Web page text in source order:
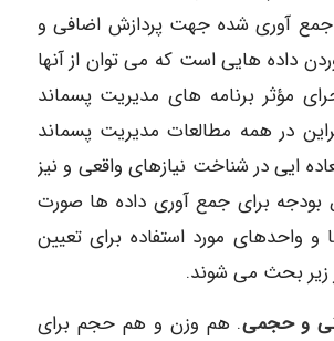
جمع آوری شده جهت پردازش اضافی و
داده هایی است که می توان از آنها
مؤثر برنامه های مدیریت پسماند
در همه مطالعات مدیریت پسماند
ایی در شناخت نیازهای واقعی و نیز
برای جمع آوری داده ها صورت
و واحدهای مورد استفاده برای تعیین
زیر بحث می شوند.
و حجمی. هم وزن و هم حجم برای